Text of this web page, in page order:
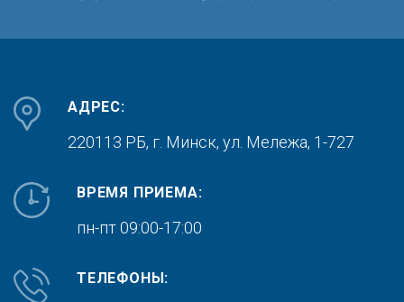
АДРЕС:
220113 РБ, г. Минск, ул. Мележа, 1-727
ВРЕМЯ ПРИЕМА:
пн-пт 09:00-17:00
ТЕЛЕФОНЫ: